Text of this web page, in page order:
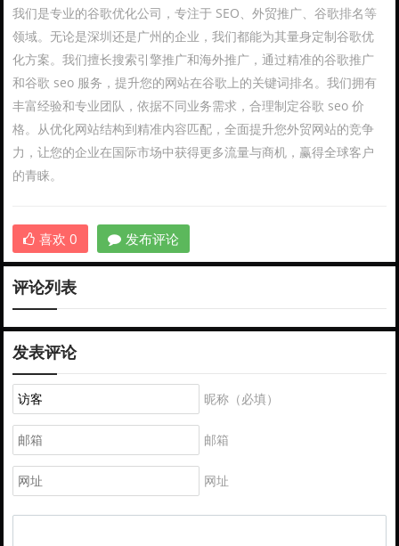
我们是专业的谷歌优化公司，专注于 SEO、外贸推广、谷歌排名等
领域。无论是深圳还是广州的企业，我们都能为其量身定制谷歌优
化方案。我们擅长搜索引擎推广和海外推广，通过精准的谷歌推广
和谷歌 seo 服务，提升您的网站在谷歌上的关键词排名。我们拥有
丰富经验和专业团队，依据不同业务需求，合理制定谷歌 seo 价
格。从优化网站结构到精准内容匹配，全面提升您外贸网站的竞争
力，让您的企业在国际市场中获得更多流量与商机，赢得全球客户
的青睐。
喜欢 0 发布评论
评论列表
发表评论
昵称（必填）
邮箱
网址